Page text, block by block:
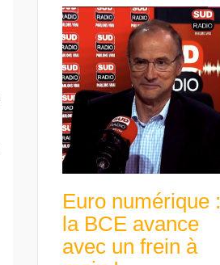
Euro numérique :
la BCE avance
avec un frein à